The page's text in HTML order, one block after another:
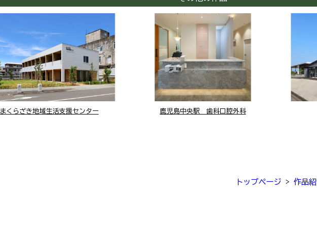
まくらざき地域生活支援センター 鹿児島中央駅 歯科口腔外科
トップページ > 作品